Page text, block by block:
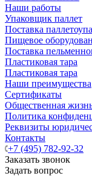
Наши работы
Упаковщик паллет
Поставка
Пищевое
Поставка
Пластиковая тара
Пластиковая тара
Наши преимущества
Сертификаты
Общественная
Политика
Реквизиты
Контакты
+7 (495) 782-92-32
Заказать звонок
Задать вопрос